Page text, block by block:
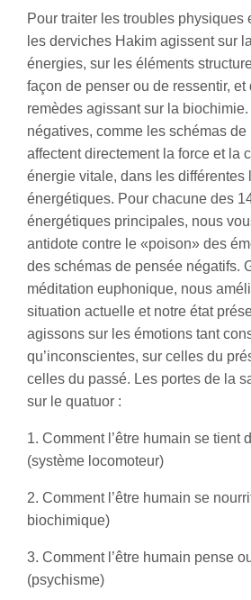
Pour traiter les troubles physiques
les derviches Hakim agissent sur
énergies, sur les éléments
façon de penser ou de ressentir, et
remèdes agissant sur la
négatives, comme les schémas de
affectent directement la force et la
énergie vitale, dans les différentes
énergétiques. Pour chacune des
énergétiques principales, nous
antidote contre le «poison» des
des schémas de pensée négatifs.
méditation euphonique, nous
situation actuelle et notre état
agissons sur les émotions tant
qu’inconscientes, sur celles du
celles du passé. Les portes de la
sur le quatuor :
1. Comment l’être humain se tient
(système locomoteur)
2. Comment l’être humain se
biochimique)
3. Comment l’être humain pense
(psychisme)